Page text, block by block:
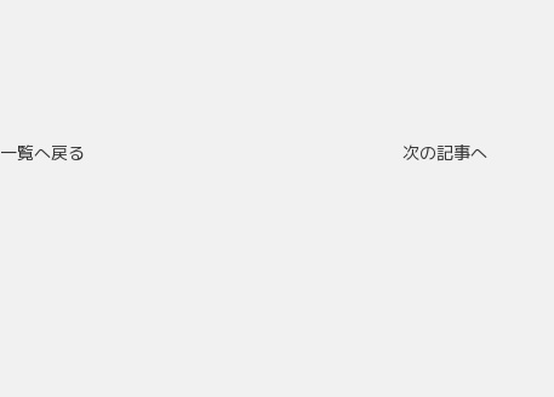
一覧へ戻る 次の記事へ